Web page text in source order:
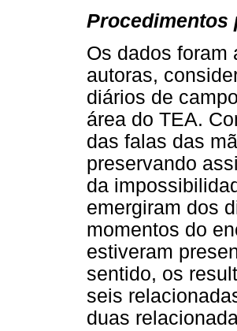
Procedimentos
Os dados foram
autoras,
diários de
área do TEA.
das falas das
preservando
da
emergiram dos
momentos do
estiveram
sentido, os
seis
duas